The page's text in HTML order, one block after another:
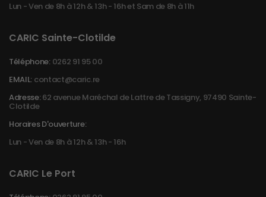
Lun - Ven de 8h à 12h & 13h - 16h et Sam de 8h à 11h
CARIC Sainte-Clotilde
Téléphone: 0262 91 95 00
EMAIL: contact@caric.re
Adresse:62 avenue Maréchal de Lattre de Tassigny, 97490 Sainte-
Clotilde
Horaires D'ouverture:
Lun - Ven de 8h à 12h & 13h - 16h
CARIC Le Port